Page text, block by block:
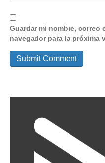
Guardar mi nombre, correo
navegador para la próxima